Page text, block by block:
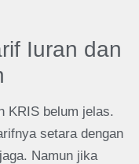
Iuran dan
KRIS belum jelas.
setara dengan
Namun jika